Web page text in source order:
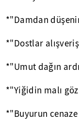
*"Damdan
*"Dostlar
*"Umut dağın
*"Yiğidin malı
*"Buyurun